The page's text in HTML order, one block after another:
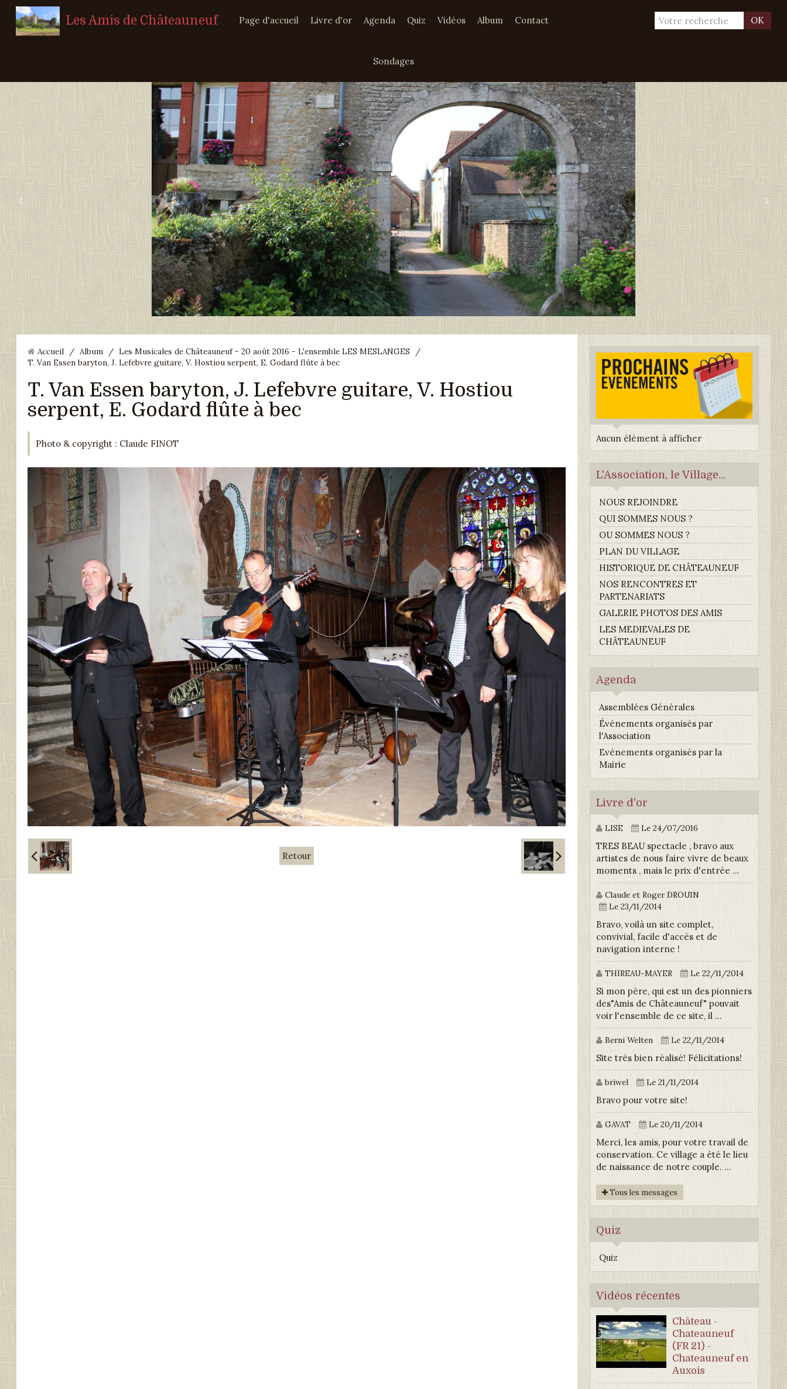
Les Amis de Châteauneuf OK
Page d'accueil Livre d'or Agenda Quiz Vidéos Album Contact
Sondages
‹ ›
Accueil / Album / Les Musicales de Châteauneuf - 20 août 2016 - L'ensemble LES MESLANGES
/
T. Van Essen baryton, J. Lefebvre guitare, V. Hostiou serpent, E. Godard flûte à bec
T. Van Essen baryton, J. Lefebvre guitare, V. Hostiou
serpent, E. Godard flûte à bec
Photo & copyright : Claude FINOT
Retour
Aucun élément à afficher
L'Association, le Village...
NOUS REJOINDRE
QUI SOMMES NOUS ?
OU SOMMES NOUS ?
PLAN DU VILLAGE
HISTORIQUE DE CHÂTEAUNEUF
NOS RENCONTRES ET
PARTENARIATS
GALERIE PHOTOS DES AMIS
LES MEDIEVALES DE
CHÂTEAUNEUF
Agenda
Assemblées Générales
Événements organisés par
l'Association
Evénements organisés par la
Mairie
Livre d'or
LISE Le 24/07/2016
TRES BEAU spectacle , bravo aux
artistes de nous faire vivre de beaux
moments , mais le prix d'entrée ...
Claude et Roger DROUIN
Le 23/11/2014
Bravo, voilà un site complet,
convivial, facile d'accès et de
navigation interne !
THIREAU-MAYER Le 22/11/2014
Si mon père, qui est un des pionniers
des"Amis de Châteauneuf" pouvait
voir l'ensemble de ce site, il ...
Berni Welten Le 22/11/2014
Site très bien réalisé! Félicitations!
briwel Le 21/11/2014
Bravo pour votre site!
GAVAT Le 20/11/2014
Merci, les amis, pour votre travail de
conservation. Ce village a été le lieu
de naissance de notre couple. ...
Tous les messages
Quiz
Quiz
Vidéos récentes
Château -
Chateauneuf
(FR 21) -
Chateauneuf en
Auxois